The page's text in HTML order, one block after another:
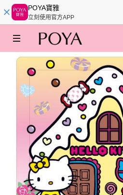
POYA寶雅
立刻使用官方APP